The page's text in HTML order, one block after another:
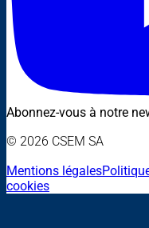
Abonnez-vous à notre
© 2026 CSEM SA
Mentions légales
cookies